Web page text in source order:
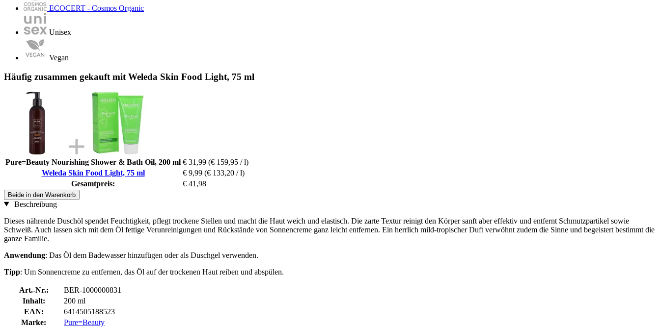
ECOCERT - Cosmos Organic
Unisex
Vegan
Häufig zusammen gekauft mit Weleda Skin Food Light, 75 ml
Pure=Beauty Nourishing Shower & Bath Oil, 200 ml € 31,99 (€ 159,95 / l)
Weleda Skin Food Light, 75 ml
€ 9,99 (€ 133,20 / l)
Gesamtpreis:
€ 41,98
Beide in den Warenkorb
Beschreibung
Dieses nährende Duschöl spendet Feuchtigkeit, pflegt trockene Stellen und macht die Haut weich und elastisch. Die zarte Textur reinigt den Körper sanft aber effektiv und entfernt Schmutzpartikel sowie
Schweiß. Auch lassen sich mit dem Öl fettige Verunreinigungen und Rückstände von Sonnencreme ganz leicht entfernen. Ein herrlich mild-tropischer Duft verwöhnt zudem die Sinne und begeistert bestimmt die
ganze Familie.
Anwendung: Das Öl dem Badewasser hinzufügen oder als Duschgel verwenden.
Tipp: Um Sonnencreme zu entfernen, das Öl auf der trockenen Haut reiben und abspülen.
Art.-Nr.:
BER-1000000831
Inhalt:
200 ml
EAN:
6414505188523
Marke:
Pure=Beauty